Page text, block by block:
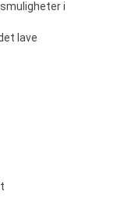
i
lave